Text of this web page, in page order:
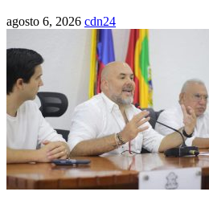
agosto 6, 2026 cdn24